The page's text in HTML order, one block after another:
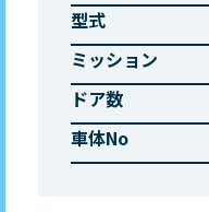
型式
ミッション
ドア数
車体No